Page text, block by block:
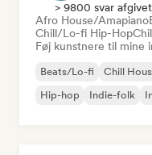
> 9800 svar afgivet
Afro House/Amapiano
Chill/Lo-fi Hip-Hop
Føj kunstnere til mine
Beats/Lo-fi Chill
Hip-hop
Indie-folk